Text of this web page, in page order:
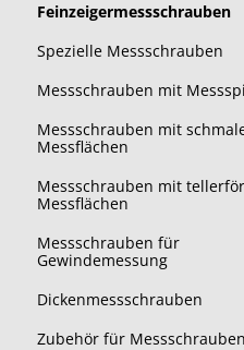
Feinzeigermessschrauben
Spezielle Messschrauben
Messschrauben mit
Messschrauben mit
Messflächen
Messschrauben mit
Messflächen
Messschrauben für
Gewindemessung
Dickenmessschrauben
Zubehör für Messschrauben